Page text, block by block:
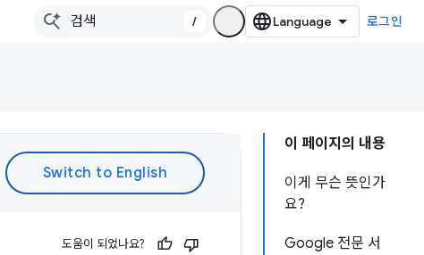
/ 로그인
이 페이지의 내용
이게 무슨 뜻인가
요?
Google 전문 서
도움이 되었나요?